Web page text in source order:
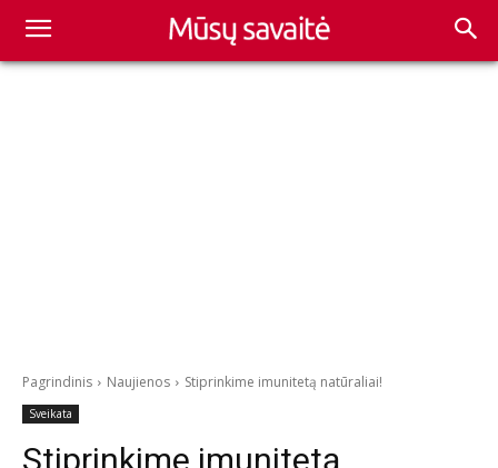
Pagrindinis Naujienos Stiprinkime imunitetą natūraliai!
Sveikata
Stiprinkime imunitetą